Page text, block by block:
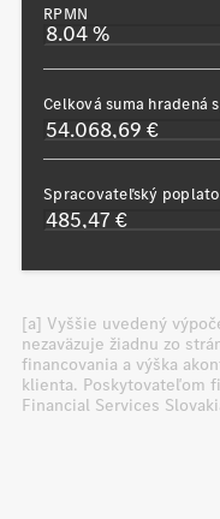
RPMN
Celková suma hradená
Spracovateľský
[a] Vyššie uvedený
nezaväzuje žiadnu zo
financovania a výška
klienta. Poskytovateľom
Financial Services